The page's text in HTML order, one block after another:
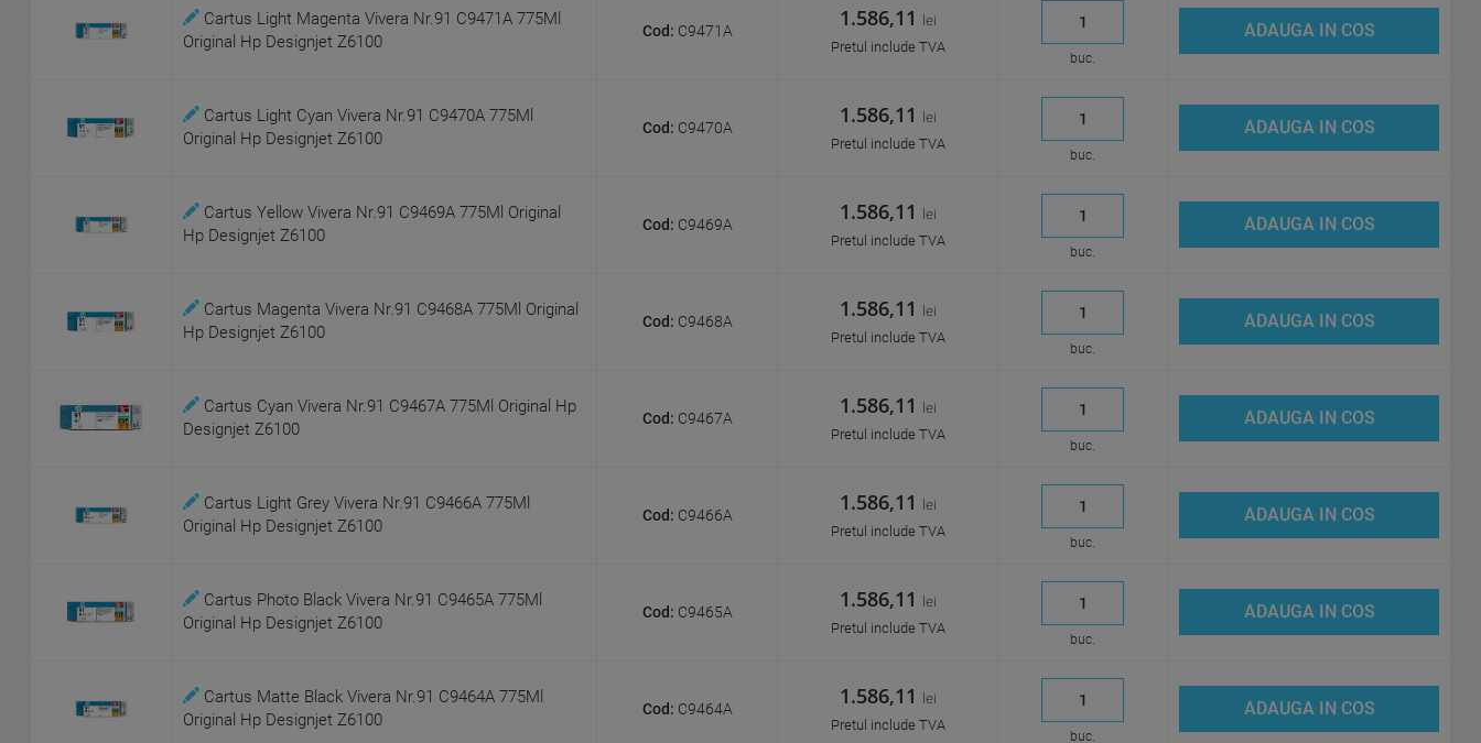
Cartus Light Magenta Vivera Nr.91 C9471A 775Ml
Original Hp Designjet Z6100
Cod: C9471A 1.586,11 lei
Pretul include TVA
buc.
ADAUGA IN COS
Cartus Light Cyan Vivera Nr.91 C9470A 775Ml
Original Hp Designjet Z6100
Cod: C9470A 1.586,11 lei
Pretul include TVA
buc.
ADAUGA IN COS
Cartus Yellow Vivera Nr.91 C9469A 775Ml Original
Hp Designjet Z6100
Cod: C9469A 1.586,11 lei
Pretul include TVA
buc.
ADAUGA IN COS
Cartus Magenta Vivera Nr.91 C9468A 775Ml Original
Hp Designjet Z6100
Cod: C9468A 1.586,11 lei
Pretul include TVA
buc.
ADAUGA IN COS
Cartus Cyan Vivera Nr.91 C9467A 775Ml Original Hp
Designjet Z6100
Cod: C9467A 1.586,11 lei
Pretul include TVA
buc.
ADAUGA IN COS
Cartus Light Grey Vivera Nr.91 C9466A 775Ml
Original Hp Designjet Z6100
Cod: C9466A 1.586,11 lei
Pretul include TVA
buc.
ADAUGA IN COS
Cartus Photo Black Vivera Nr.91 C9465A 775Ml
Original Hp Designjet Z6100
Cod: C9465A 1.586,11 lei
Pretul include TVA
buc.
ADAUGA IN COS
Cartus Matte Black Vivera Nr.91 C9464A 775Ml
Original Hp Designjet Z6100
Cod: C9464A 1.586,11 lei
Pretul include TVA
buc.
ADAUGA IN COS